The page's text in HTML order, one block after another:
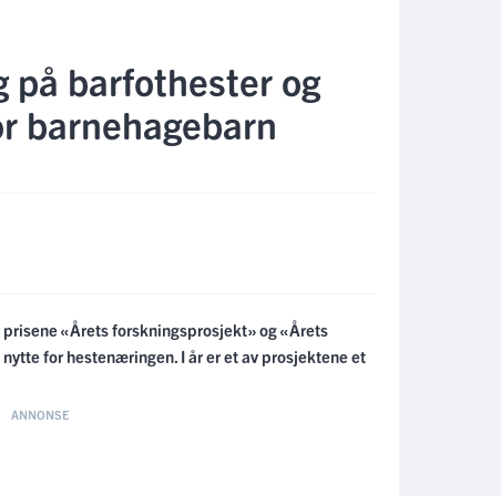
barfothester og
barnehagebarn
«Årets forskningsprosjekt» og «Årets
for hestenæringen. I år er et av prosjektene et